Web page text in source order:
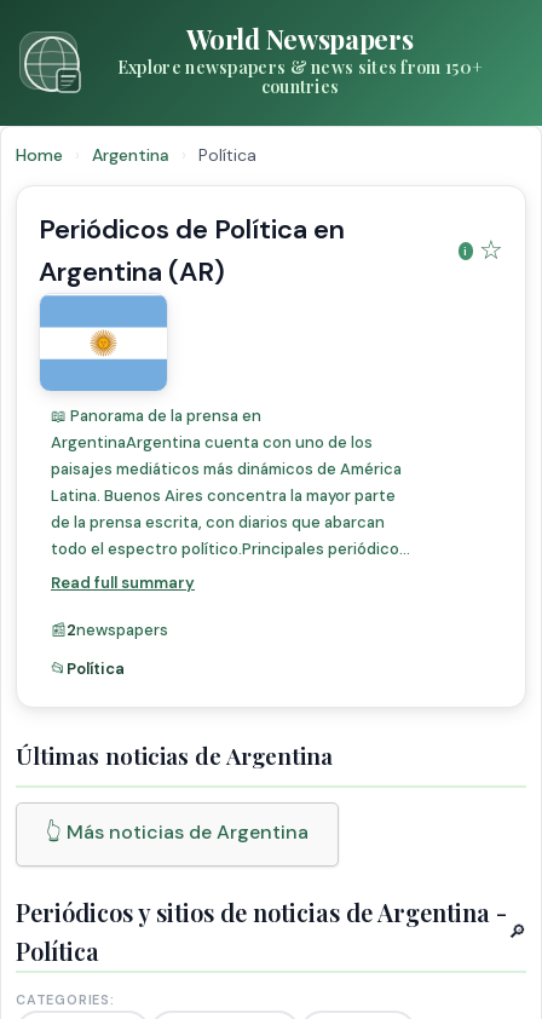
World Newspapers
Explore newspapers & news sites from 150+
countries
Home › Argentina › Política
Periódicos de Política en
Argentina (AR)
☆
📖 Panorama de la prensa en
ArgentinaArgentina cuenta con uno de los
paisajes mediáticos más dinámicos de América
Latina. Buenos Aires concentra la mayor parte
de la prensa escrita, con diarios que abarcan
todo el espectro político.Principales periódico...
Read full summary
📰2newspapers
📂 Política
Últimas noticias de Argentina
👆 Más noticias de Argentina
Periódicos y sitios de noticias de Argentina -
Política
🔎
CATEGORIES: